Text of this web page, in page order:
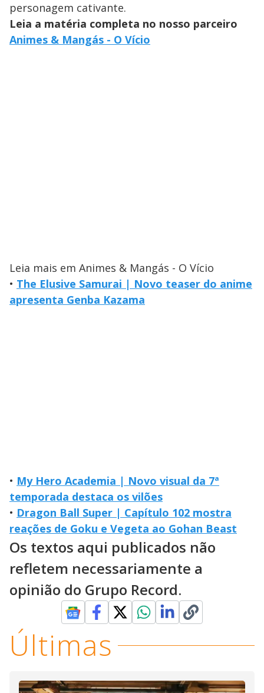
personagem cativante.
Leia a matéria completa no nosso parceiro
Animes & Mangás - O Vício
Leia mais em Animes & Mangás - O Vício
• The Elusive Samurai | Novo teaser do anime
apresenta Genba Kazama
• My Hero Academia | Novo visual da 7ª
temporada destaca os vilões
• Dragon Ball Super | Capítulo 102 mostra
reações de Goku e Vegeta ao Gohan Beast
Os textos aqui publicados não
refletem necessariamente a
opinião do Grupo Record.
Últimas